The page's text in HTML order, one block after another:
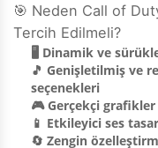
🎯 Neden Call of
Tercih Edilmeli?
🖥️ Dinamik ve
🎵 Genişletilmiş ve
seçenekleri
🎮 Gerçekçi grafikler
📱 Etkileyici ses
🔄 Zengin